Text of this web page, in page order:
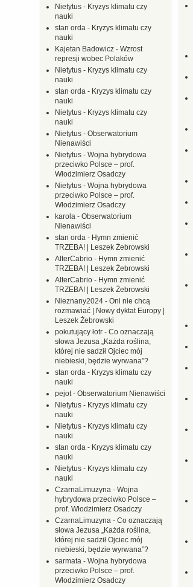
Nietytus - Kryzys klimatu czy
nauki
stan orda - Kryzys klimatu czy
nauki
Kajetan Badowicz - Wzrost
represji wobec Polaków
Nietytus - Kryzys klimatu czy
nauki
stan orda - Kryzys klimatu czy
nauki
Nietytus - Kryzys klimatu czy
nauki
Nietytus - Obserwatorium
Nienawiści
Nietytus - Wojna hybrydowa
przeciwko Polsce – prof.
Włodzimierz Osadczy
Nietytus - Wojna hybrydowa
przeciwko Polsce – prof.
Włodzimierz Osadczy
karola - Obserwatorium
Nienawiści
stan orda - Hymn zmienić
TRZEBA! | Leszek Żebrowski
AlterCabrio - Hymn zmienić
TRZEBA! | Leszek Żebrowski
AlterCabrio - Hymn zmienić
TRZEBA! | Leszek Żebrowski
Nieznany2024 - Oni nie chcą
rozmawiać | Nowy dyktat Europy |
Leszek Żebrowski
pokutujący łotr - Co oznaczają
słowa Jezusa „Każda roślina,
której nie sadził Ojciec mój
niebieski, będzie wyrwana”?
stan orda - Kryzys klimatu czy
nauki
pejot- Obserwatorium Nienawiści
Nietytus - Kryzys klimatu czy
nauki
Nietytus - Kryzys klimatu czy
nauki
stan orda - Kryzys klimatu czy
nauki
Nietytus - Kryzys klimatu czy
nauki
CzarnaLimuzyna - Wojna
hybrydowa przeciwko Polsce –
prof. Włodzimierz Osadczy
CzarnaLimuzyna - Co oznaczają
słowa Jezusa „Każda roślina,
której nie sadził Ojciec mój
niebieski, będzie wyrwana”?
sarmata - Wojna hybrydowa
przeciwko Polsce – prof.
Włodzimierz Osadczy